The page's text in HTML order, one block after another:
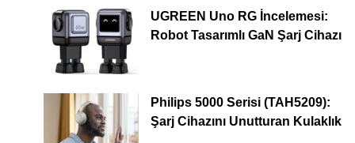
UGREEN Uno RG İncelemesi:
Robot Tasarımlı GaN Şarj Cihazı
Philips 5000 Serisi (TAH5209):
Şarj Cihazını Unutturan Kulaklık